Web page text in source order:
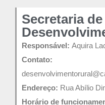
Secretaria de
Responsável: Aquira
Contato:
Endereço: Rua Abílio
Horário de